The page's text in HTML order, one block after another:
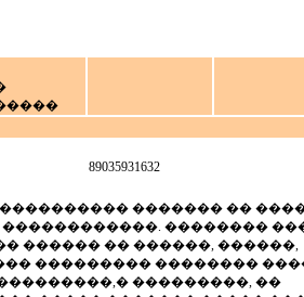
89035931632
������� ��
��������
������ �� ������, ������,
��������� ��������
���������, ��